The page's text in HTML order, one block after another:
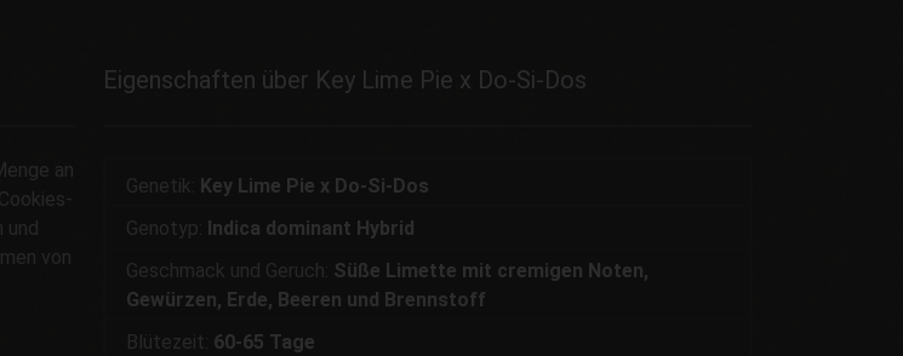
an
und
von
Eigenschaften über Key Lime Pie x Do-Si-Dos
Genetik: Key Lime Pie x Do-Si-Dos
Genotyp: Indica dominant Hybrid
Geschmack und Geruch: Süße Limette mit cremigen Noten,
Gewürzen, Erde, Beeren und Brennstoff
Blütezeit: 60-65 Tage